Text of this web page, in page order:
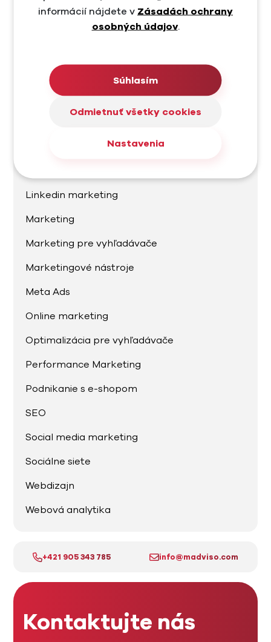
E-commerce marketing
Facebook Ads
Google Ads
Linkedin marketing
Marketing
Marketing pre vyhľadávače
Marketingové nástroje
Meta Ads
Online marketing
Optimalizácia pre vyhľadávače
Performance Marketing
Podnikanie s e-shopom
SEO
Social media marketing
Sociálne siete
Webdizajn
Webová analytika
+421 905 343 785 info@madviso.com
Kontaktujte nás
informácií nájdete v Zásadách ochrany
osobných údajov.
Súhlasím
Odmietnuť všetky cookies
Nastavenia